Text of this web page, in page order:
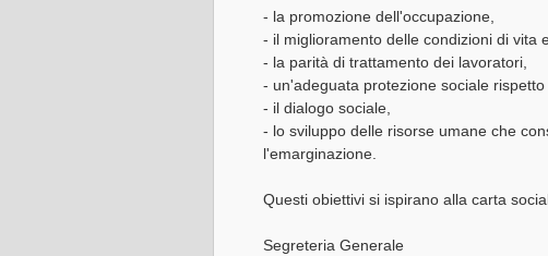
- la promozione dell'occupazione,
- il miglioramento delle condizioni di vita
- la parità di trattamento dei lavoratori,
- un'adeguata protezione sociale rispetto
- il dialogo sociale,
- lo sviluppo delle risorse umane che
l'emarginazione.
Questi obiettivi si ispirano alla carta
Segreteria Generale